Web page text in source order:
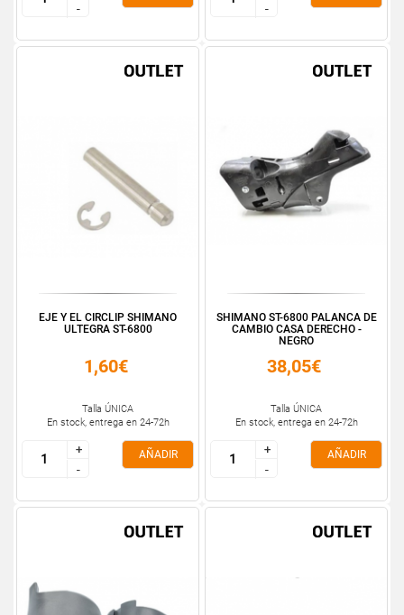
--
--
EJE Y EL CIRCLIP SHIMANO
ULTEGRA ST-6800
1,60€
Talla ÚNICA
En stock, entrega en 24-72h
+
-
+
-
AÑADIR
SHIMANO ST-6800 PALANCA DE
CAMBIO CASA DERECHO -
NEGRO
38,05€
Talla ÚNICA
En stock, entrega en 24-72h
+
-
+
-
AÑADIR